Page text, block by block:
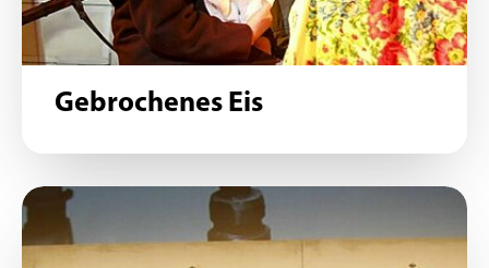
Gebrochenes Eis